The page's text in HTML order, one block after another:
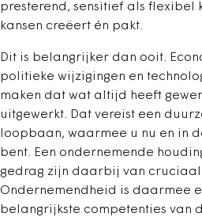
presterend, sensitief als flexibel
kansen creëert én pakt.
Dit is belangrijker dan ooit.
politieke wijzigingen en
maken dat wat altijd heeft
uitgewerkt. Dat vereist een
loopbaan, waarmee u nu en in
bent. Een ondernemende
gedrag zijn daarbij van cruciaal
Ondernemendheid is daarmee
belangrijkste competenties van